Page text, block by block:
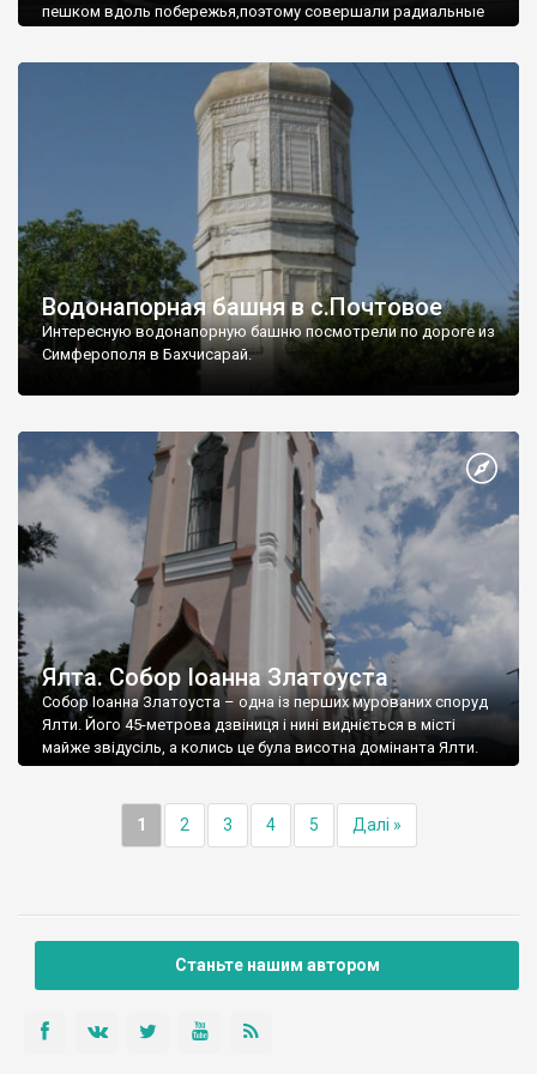
пешком вдоль побережья,поэтому совершали радиальные
Водонапорная башня в с.Почтовое
Интересную водонапорную башню посмотрели по дороге из
Симферополя в Бахчисарай.
Ялта. Собор Іоанна Златоуста
Собор Іоанна Златоуста – одна із перших мурованих споруд
Ялти. Його 45-метрова дзвіниця і нині видніється в місті
майже звідусіль, а колись це була висотна домінанта Ялти.
1 2 3 4 5 Далі »
Станьте нашим автором